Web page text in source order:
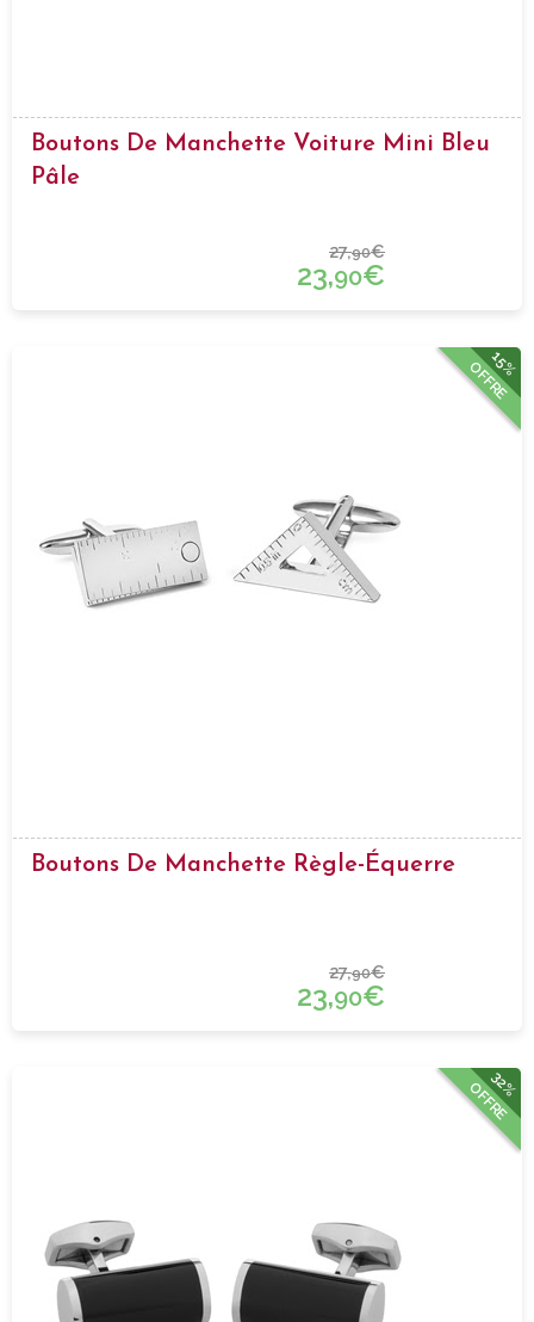
Boutons De Manchette Voiture Mini Bleu
Pâle
27,90€
23,90€
15%
OFFRE
Boutons De Manchette Règle-Équerre
27,90€
23,90€
32%
OFFRE